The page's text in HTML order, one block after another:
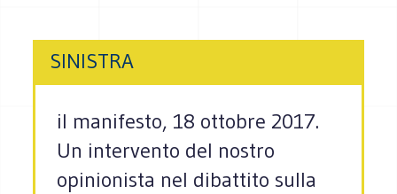
SINISTRA
il manifesto, 18 ottobre 2017.
Un intervento del nostro
opinionista nel dibattito sulla